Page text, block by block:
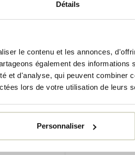
Détails
le contenu et les annonces,
également des informations
et d'analyse, qui peuvent combiner
lors de votre utilisation de leurs
Personnaliser